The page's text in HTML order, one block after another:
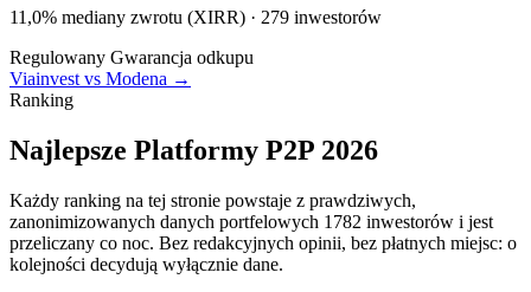
11,0% mediany zwrotu (XIRR) · 279 inwestorów
Regulowany Gwarancja odkupu
Viainvest vs Modena →
Ranking
Najlepsze Platformy P2P 2026
Każdy ranking na tej stronie powstaje z prawdziwych,
zanonimizowanych danych portfelowych 1782 inwestorów i jest
przeliczany co noc. Bez redakcyjnych opinii, bez płatnych miejsc: o
kolejności decydują wyłącznie dane.